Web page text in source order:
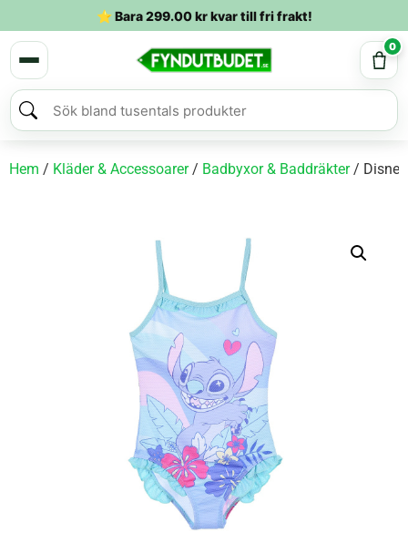
⭐ Bara299.00krkvar till fri frakt!
0
Hem / Kläder & Accessoarer/ Badbyxor & Baddräkter/ Disney